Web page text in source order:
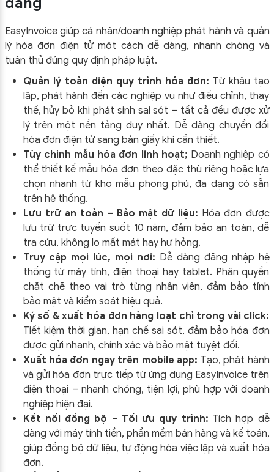
EasyInvoice giúp cá nhân/doanh nghiệp phát hành và quản
lý hóa đơn điện tử một cách dễ dàng, nhanh chóng và
tuân thủ đúng quy định pháp luật.
Quản lý toàn diện quy trình hóa đơn: Từ khâu tạo
lập, phát hành đến các nghiệp vụ như điều chỉnh, thay
thế, hủy bỏ khi phát sinh sai sót – tất cả đều được xử
lý trên một nền tảng duy nhất. Dễ dàng chuyển đổi
hóa đơn điện tử sang bản giấy khi cần thiết.
Tùy chỉnh mẫu hóa đơn linh hoạt; Doanh nghiệp có
thể thiết kế mẫu hóa đơn theo đặc thù riêng hoặc lựa
chọn nhanh từ kho mẫu phong phú, đa dạng có sẵn
trên hệ thống.
Lưu trữ an toàn – Bảo mật dữ liệu: Hóa đơn được
lưu trữ trực tuyến suốt 10 năm, đảm bảo an toàn, dễ
tra cứu, không lo mất mát hay hư hỏng.
Truy cập mọi lúc, mọi nơi: Dễ dàng đăng nhập hệ
thống từ máy tính, điện thoại hay tablet. Phân quyền
chặt chẽ theo vai trò từng nhân viên, đảm bảo tính
bảo mật và kiểm soát hiệu quả.
Ký số & xuất hóa đơn hàng loạt chỉ trong vài click:
Tiết kiệm thời gian, hạn chế sai sót, đảm bảo hóa đơn
được gửi nhanh, chính xác và bảo mật tuyệt đối.
Xuất hóa đơn ngay trên mobile app: Tạo, phát hành
và gửi hóa đơn trực tiếp từ ứng dụng EasyInvoice trên
điện thoại – nhanh chóng, tiện lợi, phù hợp với doanh
nghiệp hiện đại.
Kết nối đồng bộ – Tối ưu quy trình: Tích hợp dễ
dàng với máy tính tiền, phần mềm bán hàng và kế toán,
giúp đồng bộ dữ liệu, tự động hóa việc lập và xuất hóa
đơn.